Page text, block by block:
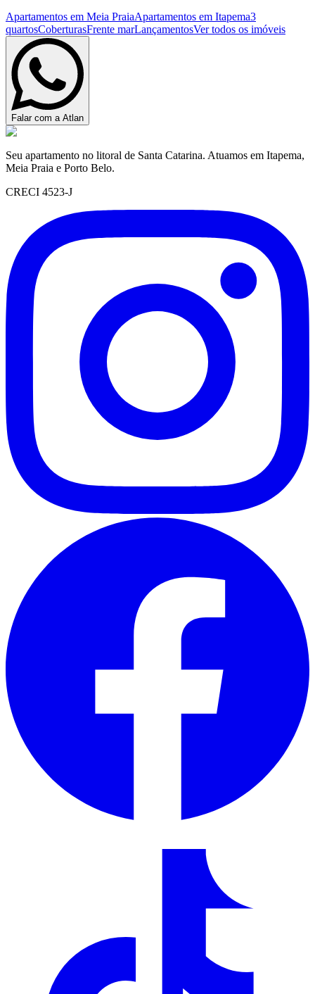
Apartamentos em Meia PraiaApartamentos em Itapema3
quartosCoberturasFrente marLançamentosVer todos os imóveis
Falar com a Atlan
Seu apartamento no litoral de Santa Catarina. Atuamos em Itapema,
Meia Praia e Porto Belo.
CRECI 4523-J